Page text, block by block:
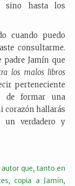
sino hasta los
cuando puedo
consultarme.
padre Jamín que
los malos libros
perteneciente
de formar una
corazón hallarás
un verdadero y
autor que, tanto en
copia a Jamín,